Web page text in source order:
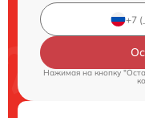
Нажимая на кнопку